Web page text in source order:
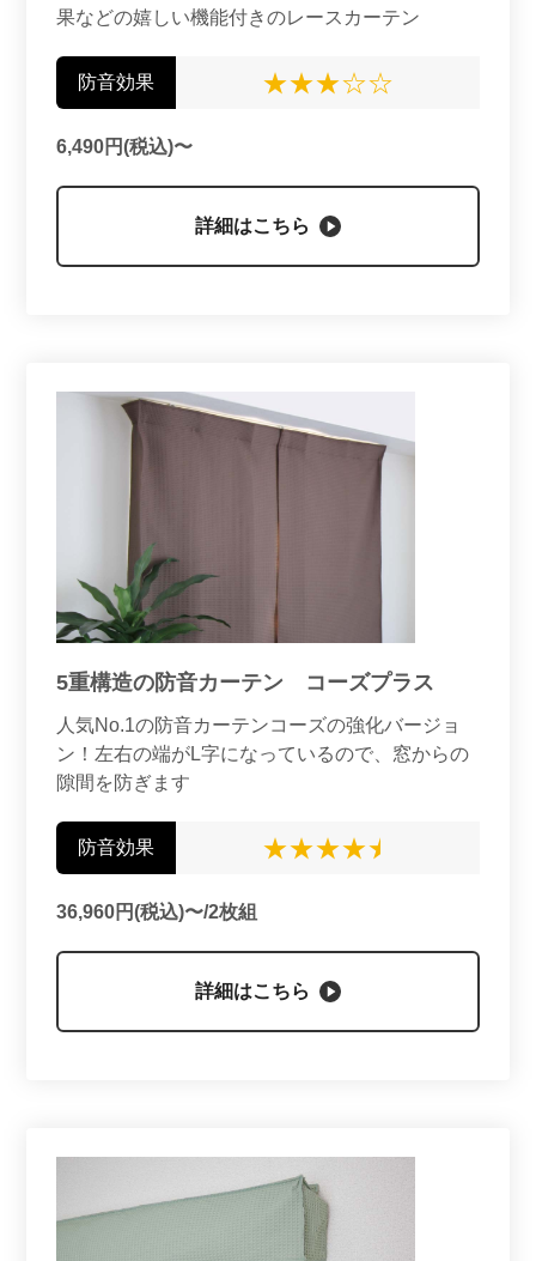
果などの嬉しい機能付きのレースカーテン
防音効果 ★★★☆☆
6,490円(税込)〜
詳細はこちら
5重構造の防音カーテン コーズプラス
人気No.1の防音カーテンコーズの強化バージョ
ン！左右の端がL字になっているので、窓からの
隙間を防ぎます
防音効果
36,960円(税込)〜/2枚組
詳細はこちら